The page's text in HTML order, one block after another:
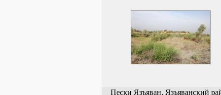
Пески Язъяван, Язъяванский